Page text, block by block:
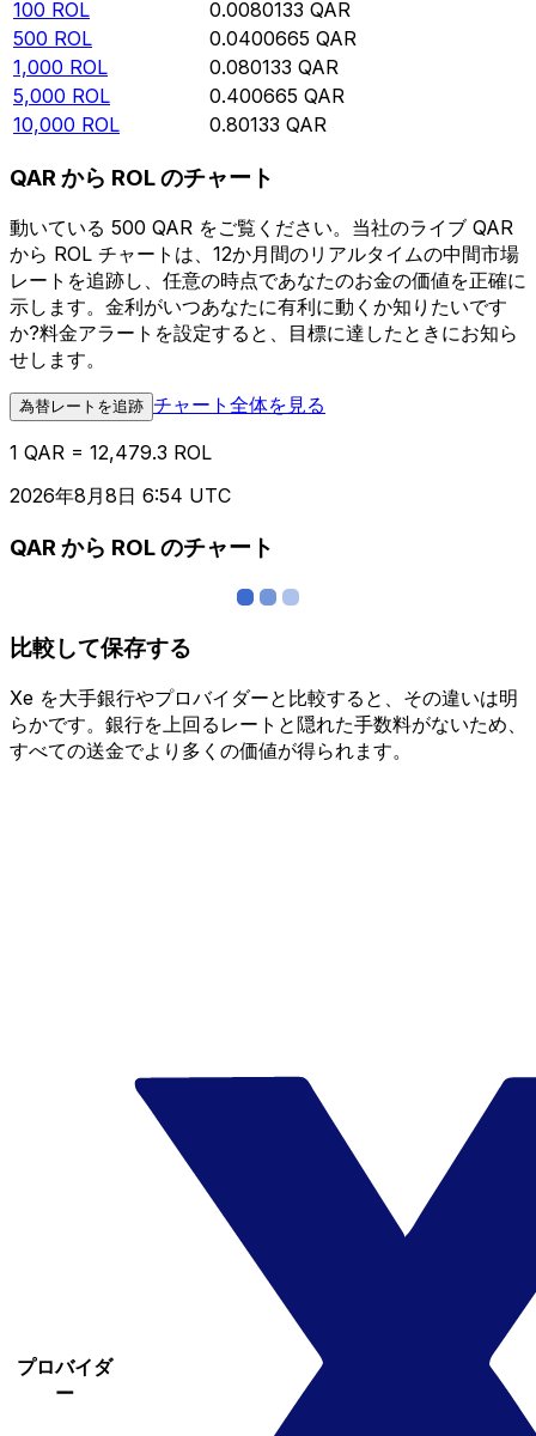
100 ROL 0.0080133 QAR
500 ROL 0.0400665 QAR
1,000 ROL 0.080133 QAR
5,000 ROL 0.400665 QAR
10,000 ROL 0.80133 QAR
QAR から ROL のチャート
動いている 500 QAR をご覧ください。当社のライブ QAR
から ROL チャートは、12か月間のリアルタイムの中間市場
レートを追跡し、任意の時点であなたのお金の価値を正確に
示します。金利がいつあなたに有利に動くか知りたいです
か?料金アラートを設定すると、目標に達したときにお知ら
せします。
為替レートを追跡 チャート全体を見る
1 QAR = 12,479.3 ROL
2026年8月8日 6:54 UTC
QAR から ROL のチャート
比較して保存する
Xe を大手銀行やプロバイダーと比較すると、その違いは明
らかです。銀行を上回るレートと隠れた手数料がないため、
すべての送金でより多くの価値が得られます。
プロバイダ
ー